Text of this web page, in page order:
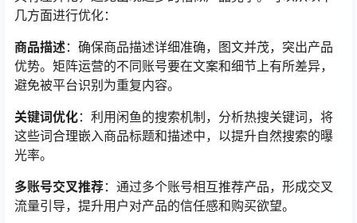
几方面进行优化：
商品描述：确保商品描述详细准确，图文并茂，突出产品
优势。矩阵运营的不同账号要在文案和细节上有所差异，
避免被平台识别为重复内容。
关键词优化：利用闲鱼的搜索机制，分析热搜关键词，将
这些词合理嵌入商品标题和描述中，以提升自然搜索的曝
光率。
多账号交叉推荐：通过多个账号相互推荐产品，形成交叉
流量引导，提升用户对产品的信任感和购买欲望。